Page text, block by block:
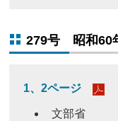
279号 昭和60
1、2ページ
文部省